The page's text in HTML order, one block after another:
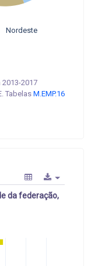
Nordeste
2013-2017
Tabelas M.EMP.16
da federação,